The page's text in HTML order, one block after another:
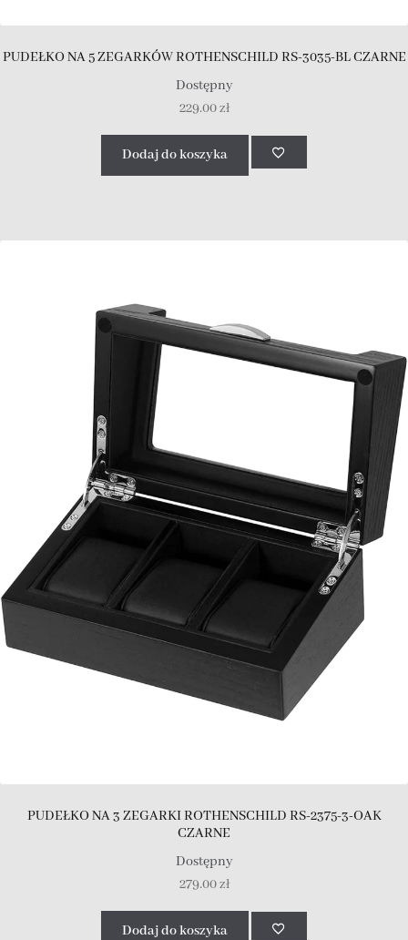
PUDEŁKO NA 5 ZEGARKÓW ROTHENSCHILD RS-3035-BL CZARNE
Dostępny
229.00zł
Dodaj do koszyka
PUDEŁKO NA 3 ZEGARKI ROTHENSCHILD RS-2375-3-OAK
CZARNE
Dostępny
279.00zł
Dodaj do koszyka